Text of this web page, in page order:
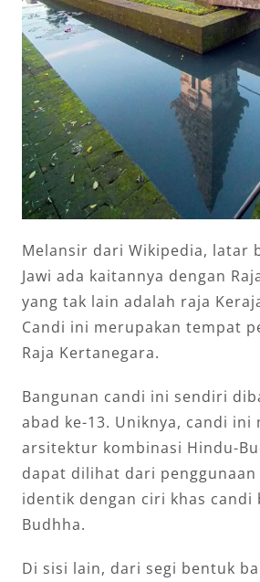
Melansir dari Wikipedia, latar
Jawi ada kaitannya dengan
yang tak lain adalah raja
Candi ini merupakan tempat
Raja Kertanegara.
Bangunan candi ini sendiri
abad ke-13. Uniknya, candi ini
arsitektur kombinasi Hindu-
dapat dilihat dari penggunaan
identik dengan ciri khas candi
Budhha.
Di sisi lain, dari segi bentuk